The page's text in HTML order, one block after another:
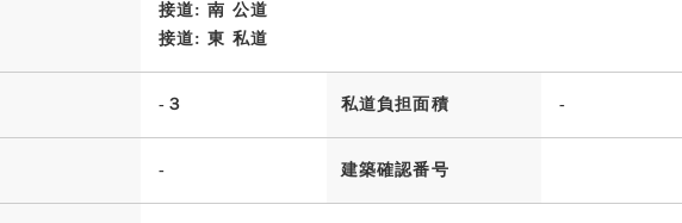
接道: 南 公道
接道: 東 私道
-３ 私道負担面積 -
- 建築確認番号